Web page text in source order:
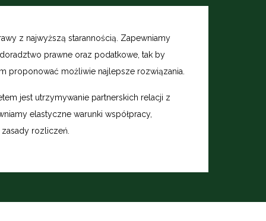
z najwyższą starannością. Zapewniamy
prawne oraz podatkowe, tak by
proponować możliwie najlepsze rozwiązania.
jest utrzymywanie partnerskich relacji z
elastyczne warunki współpracy,
rozliczeń.